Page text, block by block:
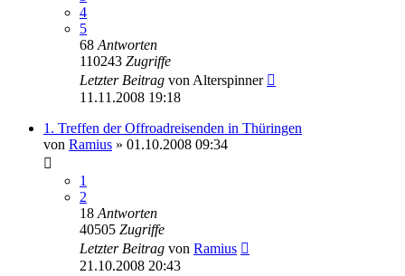
4
5
68 Antworten
110243 Zugriffe
Letzter Beitrag von Alterspinner
11.11.2008 19:18
1. Treffen der Offroadreisenden in Thüringen
von Ramius » 01.10.2008 09:34
1
2
18 Antworten
40505 Zugriffe
Letzter Beitrag von Ramius
21.10.2008 20:43